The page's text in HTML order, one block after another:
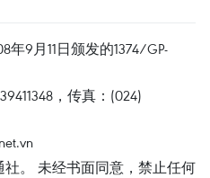
9月11日颁发的1374/GP-
，传真：(024)
社。 未经书面同意，禁止任何